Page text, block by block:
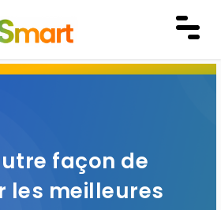
façon de
les meilleures